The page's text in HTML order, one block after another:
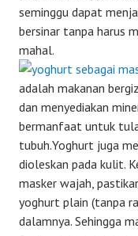
seminggu dapat
bersinar tanpa harus
mahal.
adalah makanan
dan menyediakan
bermanfaat untuk
tubuh.Yoghurt juga
dioleskan pada kulit.
masker wajah,
yoghurt plain (tanpa
dalamnya. Sehingga